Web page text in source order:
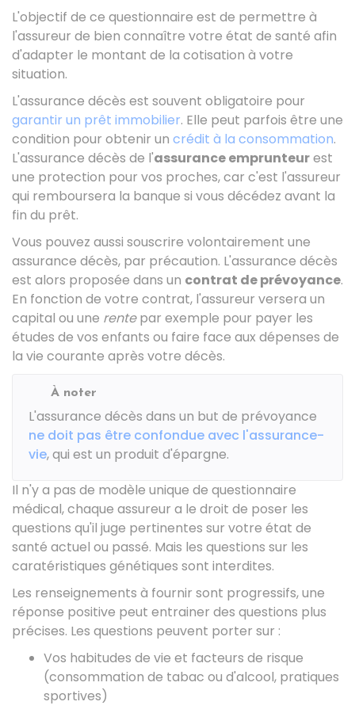
L'objectif de ce questionnaire est de permettre à
l'assureur de bien connaître votre état de santé afin
d'adapter le montant de la cotisation à votre
situation.
L'assurance décès est souvent obligatoire pour
garantir un prêt immobilier. Elle peut parfois être une
condition pour obtenir un crédit à la consommation.
L'assurance décès de l'assurance emprunteurest
une protection pour vos proches, car c'est l'assureur
qui remboursera la banque si vous décédez avant la
fin du prêt.
Vous pouvez aussi souscrire volontairement une
assurance décès, par précaution. L'assurance décès
est alors proposée dans un contrat de prévoyance.
En fonction de votre contrat, l'assureur versera un
capital ou une rentepar exemple pour payer les
études de vos enfants ou faire face aux dépenses de
la vie courante après votre décès.
À noter
L'assurance décès dans un but de prévoyance
ne doit pas être confondue avec l'assurance-
vie, qui est un produit d'épargne.
Il n'y a pas de modèle unique de questionnaire
médical, chaque assureur a le droit de poser les
questions qu'il juge pertinentes sur votre état de
santé actuel ou passé. Mais les questions sur les
caratéristiques génétiques sont interdites.
Les renseignements à fournir sont progressifs, une
réponse positive peut entrainer des questions plus
précises. Les questions peuvent porter sur :
Vos habitudes de vie et facteurs de risque
(consommation de tabac ou d'alcool, pratiques
sportives)